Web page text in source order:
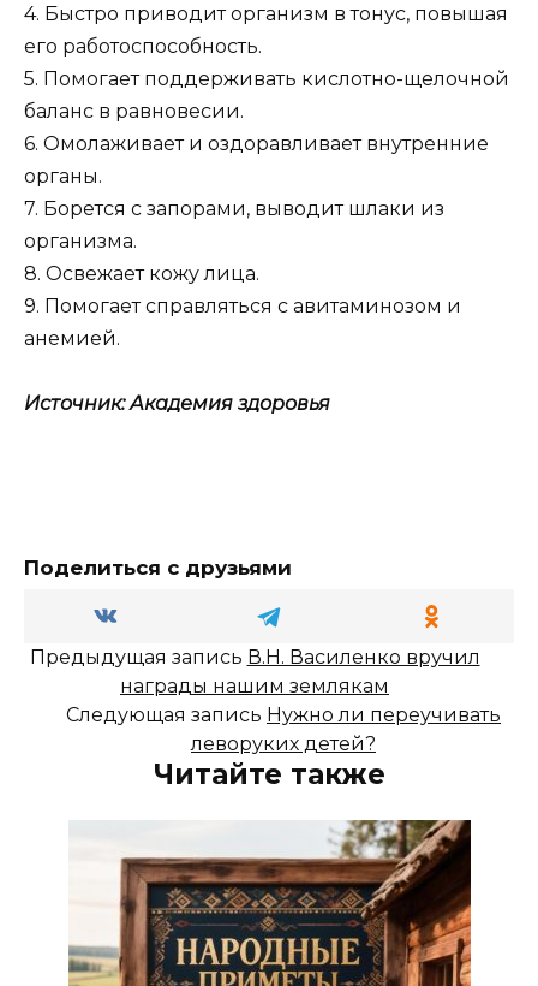
4. Быстро приводит организм в тонус, повышая
его работоспособность.
5. Помогает поддерживать кислотно-щелочной
баланс в равновесии.
6. Омолаживает и оздоравливает внутренние
органы.
7. Борется с запорами, выводит шлаки из
организма.
8. Освежает кожу лица.
9. Помогает справляться с авитаминозом и
анемией.
Источник: Академия здоровья
Поделиться с друзьями
Предыдущая запись В.Н. Василенко вручил
награды нашим землякам
Следующая запись Нужно ли переучивать
леворуких детей?
Читайте также